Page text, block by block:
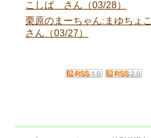
こしば さん（03/28）
栗原のまーちゃん:まゆちょ
さん（03/27）